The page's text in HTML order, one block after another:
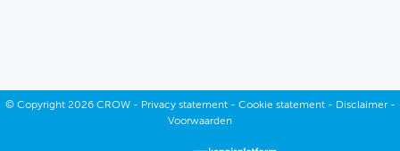
© Copyright2026 CROW - Privacy statement- Cookie statement- Disclaimer-
Voorwaarden